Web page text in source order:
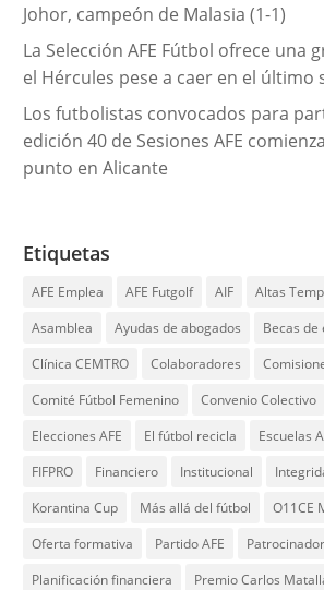
Johor, campeón de Malasia (1-1)
La Selección AFE Fútbol ofrece una
el Hércules pese a caer en el último
Los futbolistas convocados para
edición 40 de Sesiones AFE
punto en Alicante
Etiquetas
AFE Emplea AFE Futgolf AIF
Altas
Asamblea
Ayudas de abogados Becas de
Clínica CEMTRO
Colaboradores
Comité Fútbol Femenino
Convenio Colectivo
Elecciones AFE
El fútbol recicla Escuelas
FIFPRO
Financiero Institucional
Korantina Cup
Más allá del fútbol
O11CE
Oferta formativa
Partido AFE
Planificación financiera
Premio Carlos